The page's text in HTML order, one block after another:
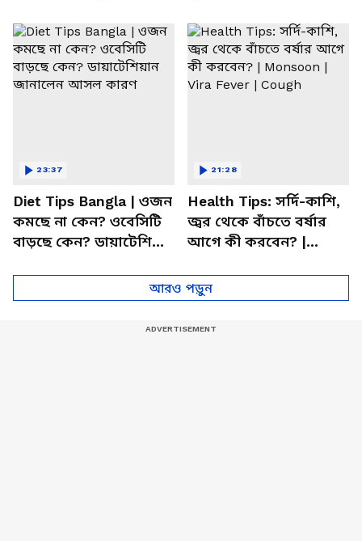
Diet Tips Bangla | ওজন
কমছে না কেন? ওবেসিটি
বাড়ছে কেন? ডায়াটেশিয়ান
23:37
Health Tips: সর্দি-কাশি,
জ্বর থেকে বাঁচতে বর্ষার
আগে কী করবেন? |
Cough
21:28
আরও পড়ুন